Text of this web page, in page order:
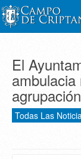
El
Todas Las